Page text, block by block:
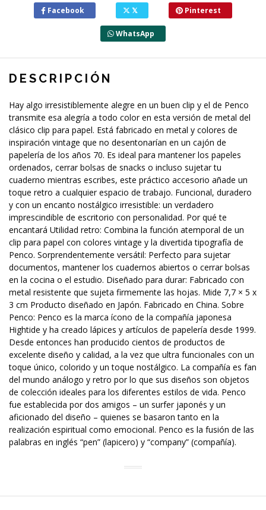
Facebook 𝕏 Pinterest
WhatsApp
DESCRIPCIÓN
Hay algo irresistiblemente alegre en un buen clip y el de Penco
transmite esa alegría a todo color en esta versión de metal del
clásico clip para papel. Está fabricado en metal y colores de
inspiración vintage que no desentonarían en un cajón de
papelería de los años 70. Es ideal para mantener los papeles
ordenados, cerrar bolsas de snacks o incluso sujetar tu
cuaderno mientras escribes, este práctico accesorio añade un
toque retro a cualquier espacio de trabajo. Funcional, duradero
y con un encanto nostálgico irresistible: un verdadero
imprescindible de escritorio con personalidad. Por qué te
encantará Utilidad retro: Combina la función atemporal de un
clip para papel con colores vintage y la divertida tipografía de
Penco. Sorprendentemente versátil: Perfecto para sujetar
documentos, mantener los cuadernos abiertos o cerrar bolsas
en la cocina o el estudio. Diseñado para durar: Fabricado con
metal resistente que sujeta firmemente las hojas. Mide 7,7 × 5 x
3 cm Producto diseñado en Japón. Fabricado en China. Sobre
Penco: Penco es la marca ícono de la compañía japonesa
Hightide y ha creado lápices y artículos de papelería desde 1999.
Desde entonces han producido cientos de productos de
excelente diseño y calidad, a la vez que ultra funcionales con un
toque único, colorido y un toque nostálgico. La compañía es fan
del mundo análogo y retro por lo que sus diseños son objetos
de colección ideales para los diferentes estilos de vida. Penco
fue establecida por dos amigos – un surfer japonés y un
aficionado del diseño – quienes se basaron tanto en la
realización espiritual como emocional. Penco es la fusión de las
palabras en inglés “pen” (lapicero) y “company” (compañía).